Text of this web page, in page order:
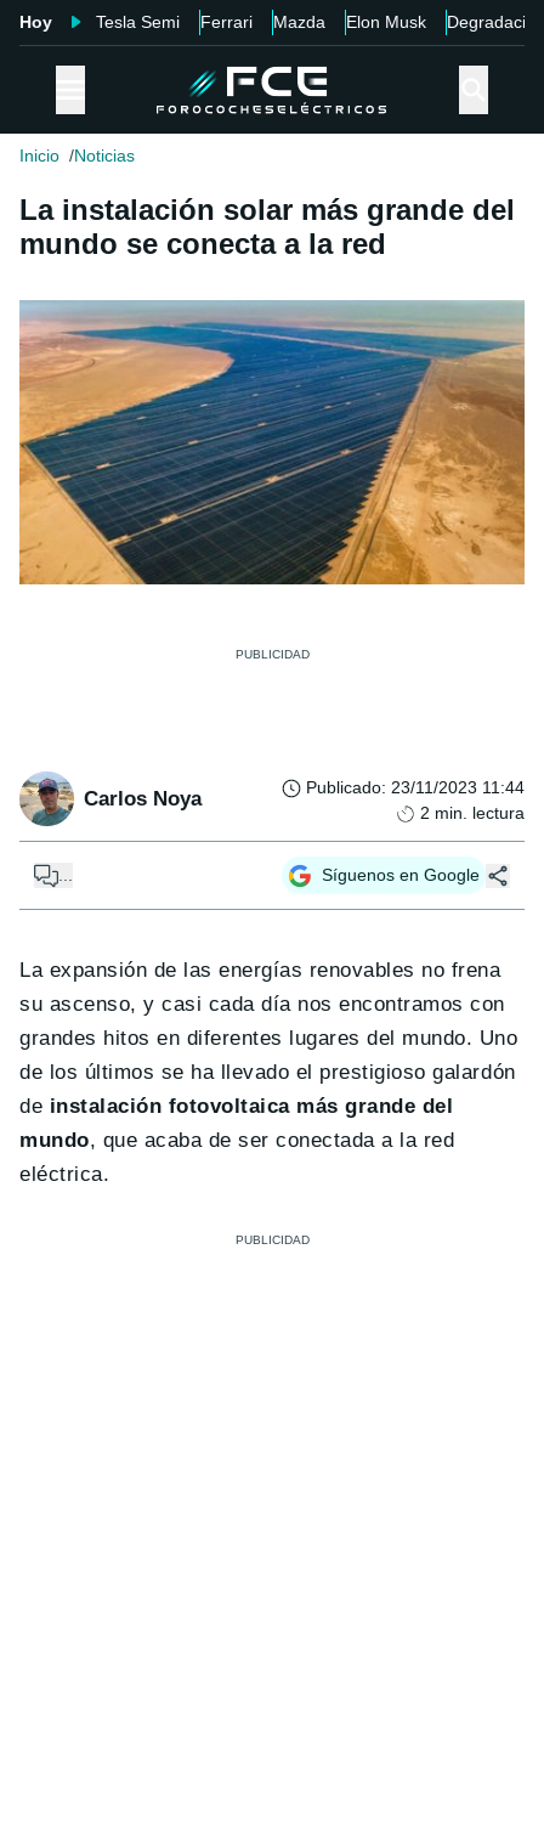
Hoy Tesla Semi Ferrari Mazda Elon Musk Degradación
Inicio Noticias
La instalación solar más grande del
mundo se conecta a la red
Carlos Noya Publicado: 23/11/2023 11:44
2 min. lectura
... Síguenos en Google
La expansión de las energías renovables no frena
su ascenso, y casi cada día nos encontramos con
grandes hitos en diferentes lugares del mundo. Uno
de los últimos se ha llevado el prestigioso galardón
de instalación fotovoltaica más grande del
mundo, que acaba de ser conectada a la red
eléctrica.